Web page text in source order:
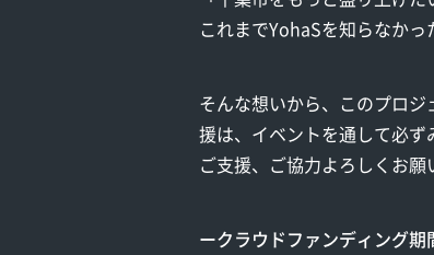
これまでYohaSを知らなかっ
そんな想いから、このプロ
援は、イベントを通して必ず
ご支援、ご協力よろしくお願
ークラウドファンディング期